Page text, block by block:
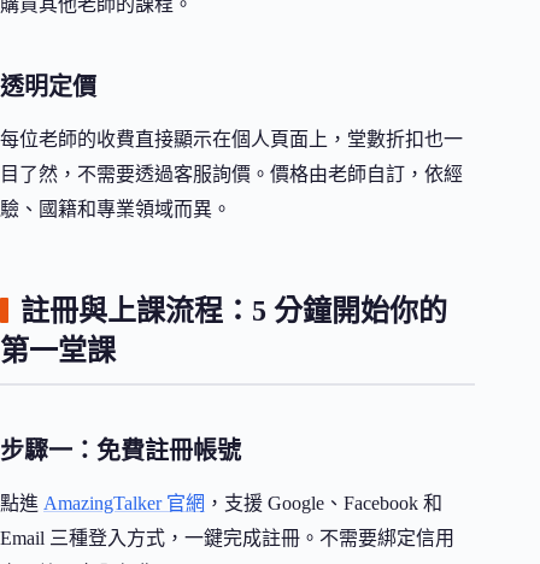
透明定價
每位老師的收費直接顯示在個人頁面上，堂數折扣也一
目了然，不需要透過客服詢價。價格由老師自訂，依經
驗、國籍和專業領域而異。
註冊與上課流程：5 分鐘開始你的
第一堂課
步驟一：免費註冊帳號
點進 AmazingTalker 官網 ，支援 Google、Facebook 和
Email 三種登入方式，一鍵完成註冊。不需要綁定信用